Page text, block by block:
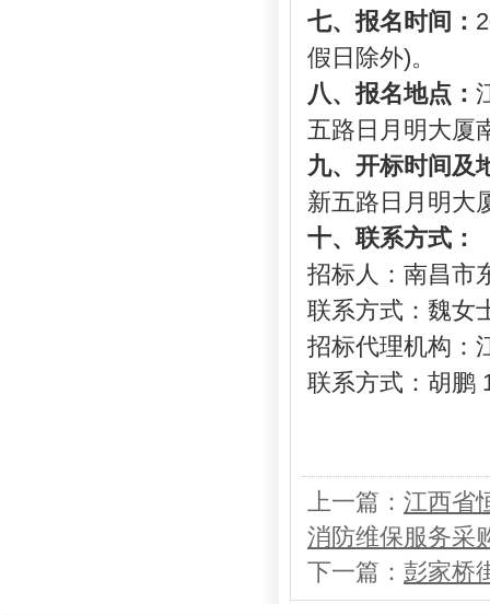
七、报名时间：
假日除外)。
八、报名地点：
五路日月明大厦
九、 开标时间及
新五路日月明大
十、联系方式：
招标人：南昌市
联系方式：魏女
招标代理机构：
联系方式：胡鹏
上一篇： 江西省
消防维保服务采
下一篇： 彭家桥